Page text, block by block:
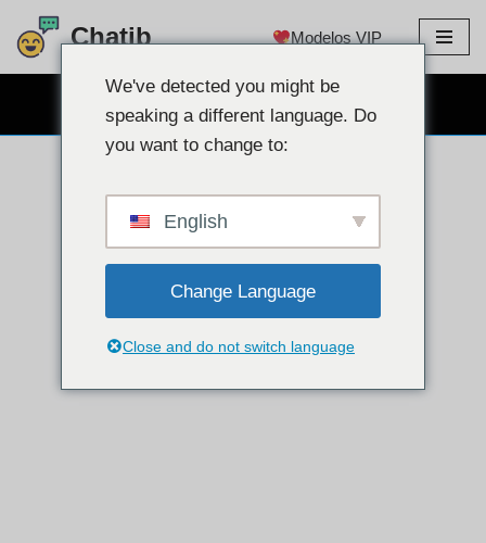
Ir
conteúdo
Chatib Modelos VIP
We've detected you might be
speaking a different language. Do
you want to change to:
English
Change Language
Close and do not switch language